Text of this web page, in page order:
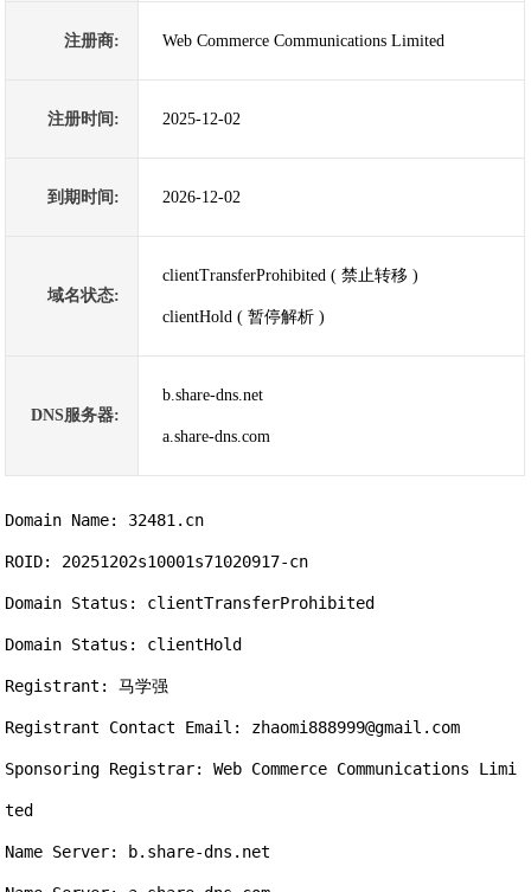
注册商: Web Commerce Communications Limited
注册时间: 2025-12-02
到期时间: 2026-12-02
域名状态:
clientTransferProhibited ( 禁止转移 )
clientHold ( 暂停解析 )
DNS服务器:
b.share-dns.net
a.share-dns.com
Domain Name: 32481.cn
ROID: 20251202s10001s71020917-cn
Domain Status: clientTransferProhibited
Domain Status: clientHold
Registrant: 马学强
Registrant Contact Email: zhaomi888999@gmail.com
Sponsoring Registrar: Web Commerce Communications Limi
ted
Name Server: b.share-dns.net